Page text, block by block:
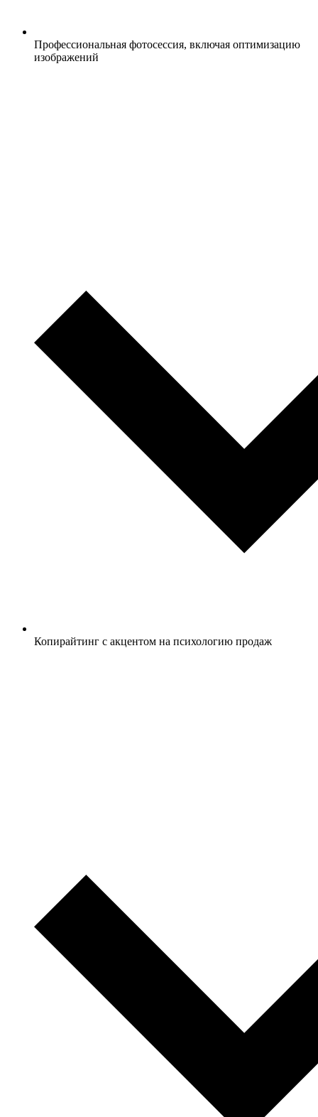
Профессиональная фотосессия, включая оптимизацию
изображений
Копирайтинг с акцентом на психологию продаж